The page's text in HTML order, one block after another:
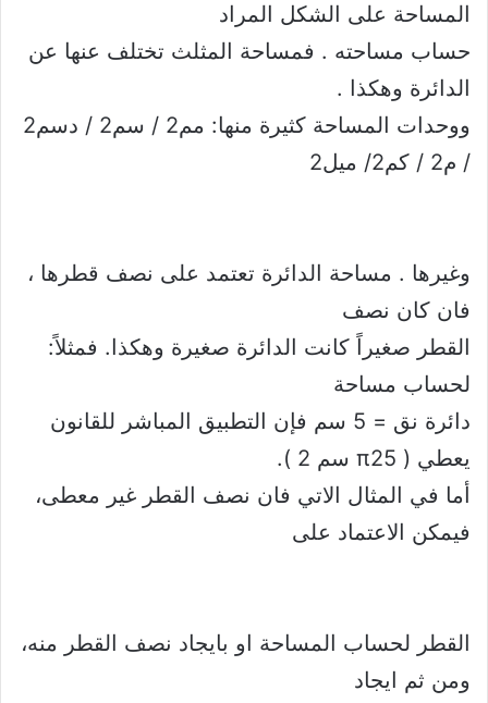
المساحة على الشكل المراد
حساب مساحته . فمساحة المثلث تختلف عنها عن
الدائرة وهكذا .
ووحدات المساحة كثيرة منها: مم2 / سم2 / دسم2
/ م2 / كم2/ ميل2
وغيرها . مساحة الدائرة تعتمد على نصف قطرها ،
فان كان نصف
القطر صغيراً كانت الدائرة صغيرة وهكذا. فمثلاً:
لحساب مساحة
دائرة نق = 5 سم فإن التطبيق المباشر للقانون
يعطي ( π25 سم 2 ).
أما في المثال الاتي فان نصف القطر غير معطى،
فيمكن الاعتماد على
القطر لحساب المساحة او بايجاد نصف القطر منه،
ومن ثم ايجاد